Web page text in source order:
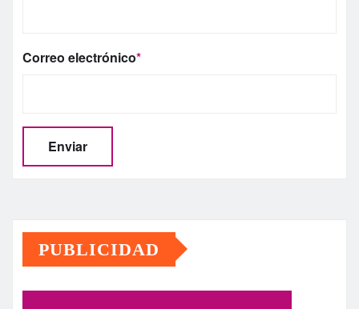
Correo electrónico*
PUBLICIDAD